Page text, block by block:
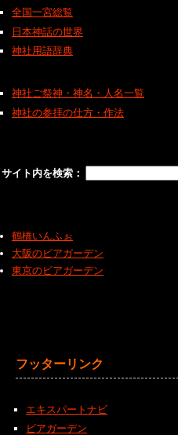
全国一宮総覧
日本神話の世界
神社用語辞典
神社ご祭神・神名・人名一覧
神社の参拝の仕方・作法
サイト内を検索：
鶴橋いんふぉ
大阪のビアガーデン
東京のビアガーデン
フッターリンク
エキスパートナビ
ビアガーデン